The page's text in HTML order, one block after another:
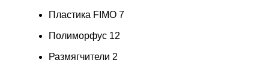
Пластика FIMO 7
Полиморфус 12
Размягчители 2